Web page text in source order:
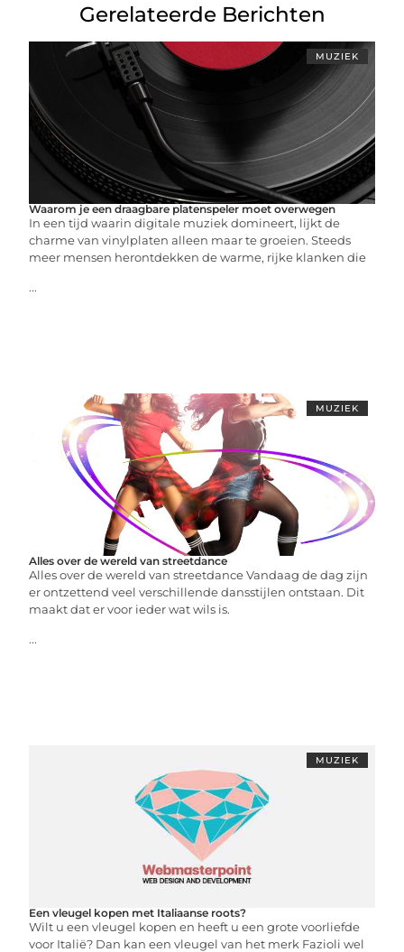
Gerelateerde Berichten
MUZIEK
Waarom je een draagbare platenspeler moet overwegen
In een tijd waarin digitale muziek domineert, lijkt de
charme van vinylplaten alleen maar te groeien. Steeds
meer mensen herontdekken de warme, rijke klanken die
...
MUZIEK
Alles over de wereld van streetdance
Alles over de wereld van streetdance Vandaag de dag zijn
er ontzettend veel verschillende dansstijlen ontstaan. Dit
maakt dat er voor ieder wat wils is.
...
MUZIEK
Een vleugel kopen met Italiaanse roots?
Wilt u een vleugel kopen en heeft u een grote voorliefde
voor Italië? Dan kan een vleugel van het merk Fazioli wel